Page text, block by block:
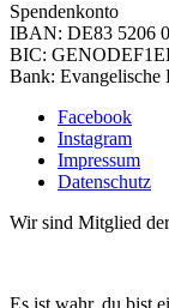
Spendenkonto
IBAN: DE83 5206
BIC:
Bank: Evangelische
Facebook
Instagram
Impressum
Datenschutz
Wir sind Mitglied der